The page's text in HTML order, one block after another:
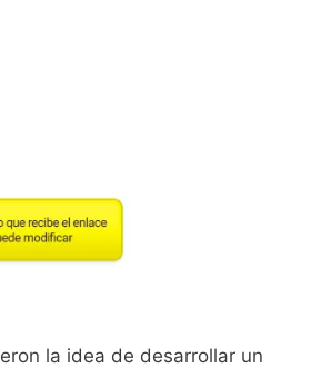
la idea de desarrollar un